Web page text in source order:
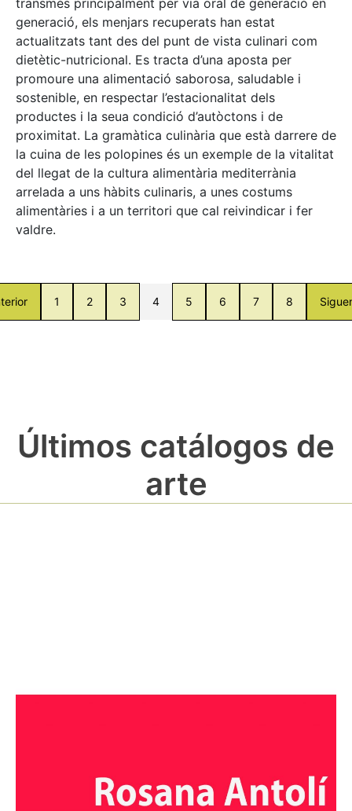
generació, els menjars recuperats han estat
actualitzats tant des del punt de vista culinari com
dietètic-nutricional. Es tracta d’una aposta per
promoure una alimentació saborosa, saludable i
sostenible, en respectar l’estacionalitat dels
productes i la seua condició d’autòctons i de
proximitat. La gramàtica culinària que està darrere de
la cuina de les polopines és un exemple de la vitalitat
del llegat de la cultura alimentària mediterrània
arrelada a uns hàbits culinaris, a unes costums
alimentàries i a un territori que cal reivindicar i fer
valdre.
1 2 3 4 5 6 7 8
Últimos catálogos de
arte